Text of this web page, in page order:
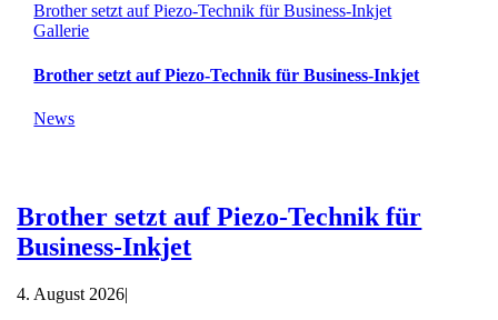
Brother setzt auf Piezo-Technik für Business-Inkjet
Gallerie
Brother setzt auf Piezo-Technik für Business-Inkjet
News
Brother setzt auf Piezo-Technik für
Business-Inkjet
4. August 2026|